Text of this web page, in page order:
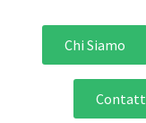
Chi Siamo